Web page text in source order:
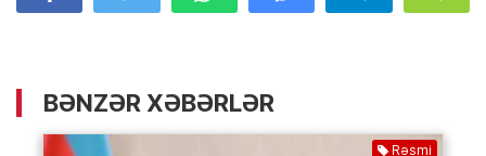
BƏNZƏR XƏBƏRLƏR
Rəsmi